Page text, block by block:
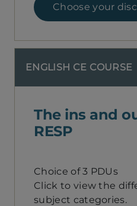
Choose your
ENGLISH CE COURSE
The ins and
RESP
Choice of 3 PDUs
Click to view the
subject categories.